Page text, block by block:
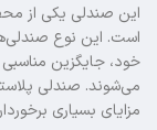
این صندلی یکی از
است. این نوع
خود، جایگزین
می‌شوند. صندلی‌
مزایای بسیاری